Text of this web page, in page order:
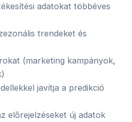
adatokat többéves
trendeket és
(marketing kampányok,
javítja a predikció
előrejelzéseket új adatok